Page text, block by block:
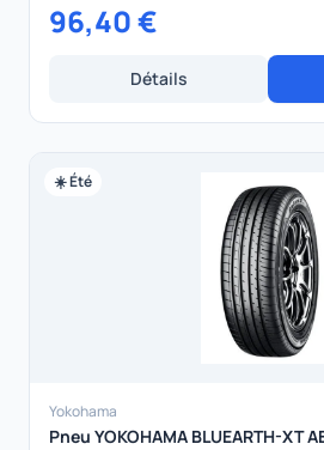
96,40 €
Détails
☀️ Été
Yokohama
Pneu YOKOHAMA BLUEARTH-XT